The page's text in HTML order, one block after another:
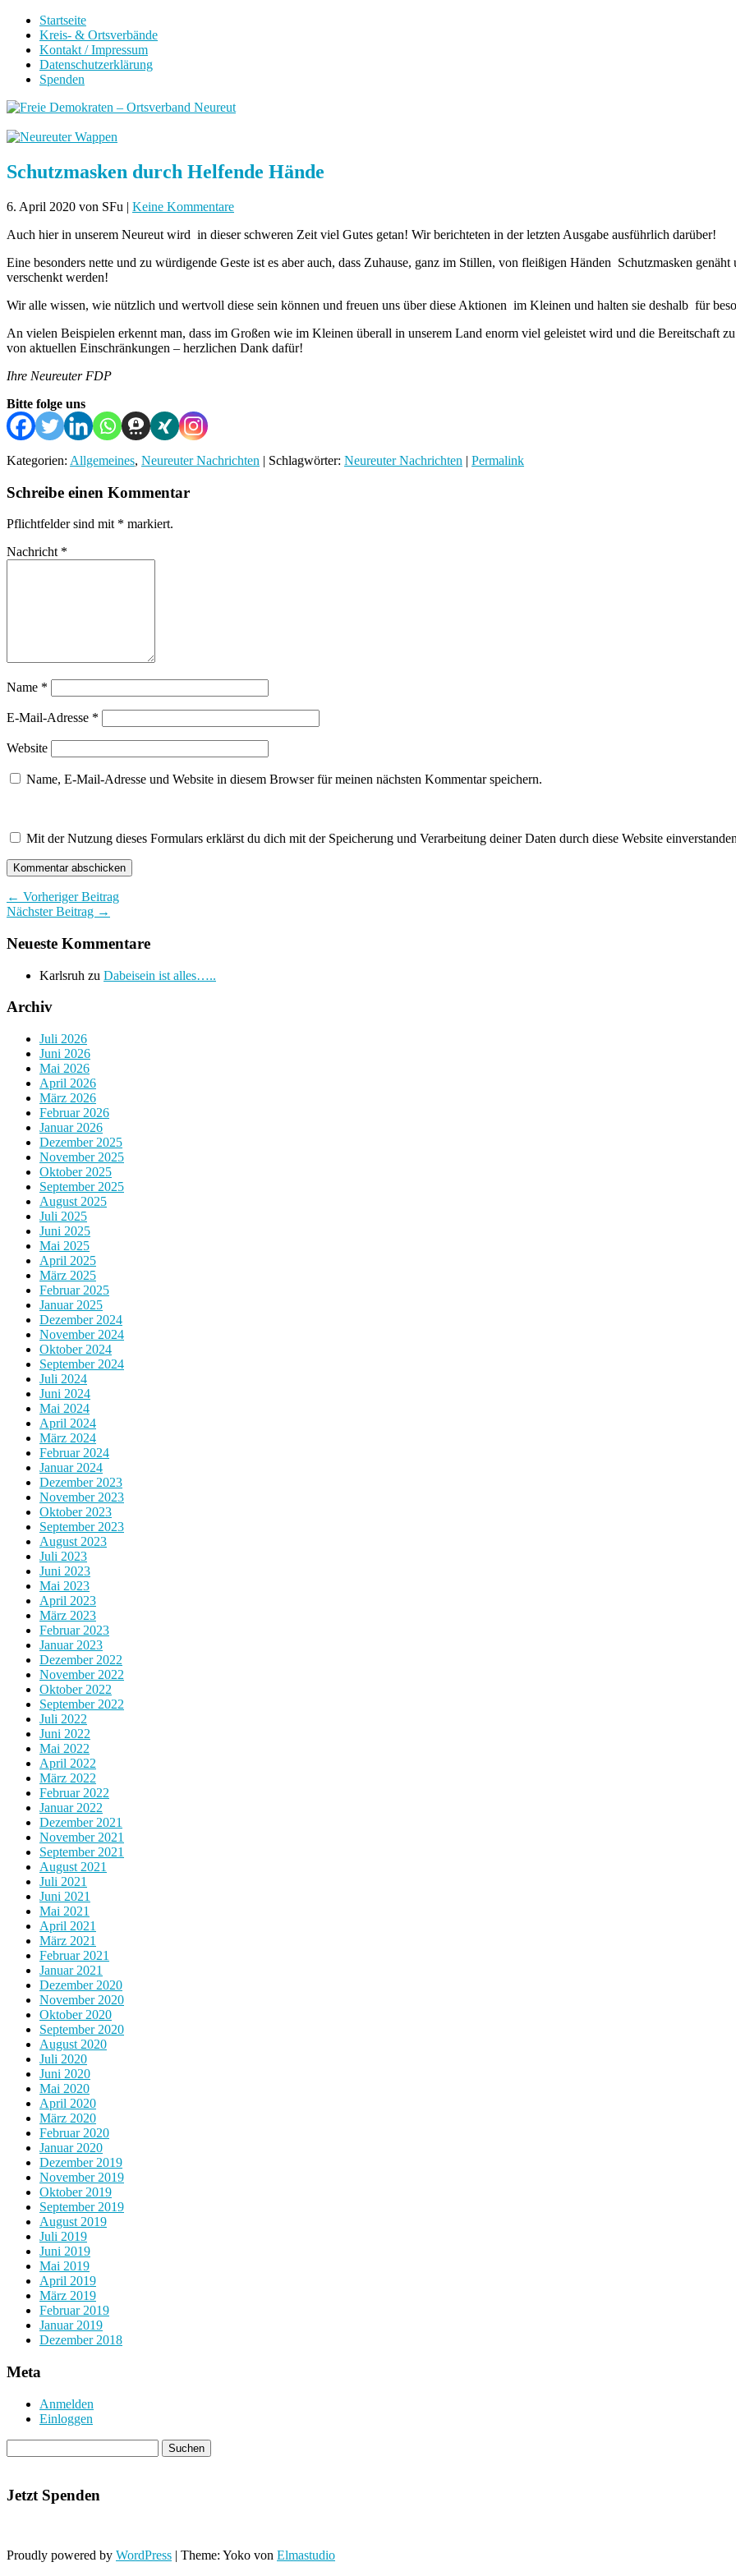
Startseite
Kreis- & Ortsverbände
Kontakt / Impressum
Datenschutzerklärung
Spenden
Schutzmasken durch Helfende Hände
6. April 2020 von SFu | Keine Kommentare
Auch hier in unserem Neureut wird in dieser schweren Zeit viel Gutes getan! Wir berichteten in der letzten Ausgabe ausführlich darüber!
Eine besonders nette und zu würdigende Geste ist es aber auch, dass Zuhause, ganz im Stillen, von fleißigen Händen Schutzmasken
verschenkt werden!
Wir alle wissen, wie nützlich und wertvoll diese sein können und freuen uns über diese Aktionen im Kleinen und halten sie deshalb für
An vielen Beispielen erkennt man, dass im Großen wie im Kleinen überall in unserem Land enorm viel geleistet wird und die Bereitschaft
von aktuellen Einschränkungen – herzlichen Dank dafür!
Ihre Neureuter FDP
Bitte folge uns
Kategorien: Allgemeines, Neureuter Nachrichten | Schlagwörter: Neureuter Nachrichten | Permalink
Schreibe einen Kommentar
Pflichtfelder sind mit * markiert.
Nachricht *
Name *
E-Mail-Adresse *
Website
Name, E-Mail-Adresse und Website in diesem Browser für meinen nächsten Kommentar speichern.
Mit der Nutzung dieses Formulars erklärst du dich mit der Speicherung und Verarbeitung deiner Daten durch diese Website
← Vorheriger Beitrag
Nächster Beitrag →
Neueste Kommentare
Karlsruh zu Dabeisein ist alles…..
Archiv
Juli 2026
Juni 2026
Mai 2026
April 2026
März 2026
Februar 2026
Januar 2026
Dezember 2025
November 2025
Oktober 2025
September 2025
August 2025
Juli 2025
Juni 2025
Mai 2025
April 2025
März 2025
Februar 2025
Januar 2025
Dezember 2024
November 2024
Oktober 2024
September 2024
Juli 2024
Juni 2024
Mai 2024
April 2024
März 2024
Februar 2024
Januar 2024
Dezember 2023
November 2023
Oktober 2023
September 2023
August 2023
Juli 2023
Juni 2023
Mai 2023
April 2023
März 2023
Februar 2023
Januar 2023
Dezember 2022
November 2022
Oktober 2022
September 2022
Juli 2022
Juni 2022
Mai 2022
April 2022
März 2022
Februar 2022
Januar 2022
Dezember 2021
November 2021
September 2021
August 2021
Juli 2021
Juni 2021
Mai 2021
April 2021
März 2021
Februar 2021
Januar 2021
Dezember 2020
November 2020
Oktober 2020
September 2020
August 2020
Juli 2020
Juni 2020
Mai 2020
April 2020
März 2020
Februar 2020
Januar 2020
Dezember 2019
November 2019
Oktober 2019
September 2019
August 2019
Juli 2019
Juni 2019
Mai 2019
April 2019
März 2019
Februar 2019
Januar 2019
Dezember 2018
Meta
Anmelden
Einloggen
Jetzt Spenden
Proudly powered by WordPress | Theme: Yoko von Elmastudio